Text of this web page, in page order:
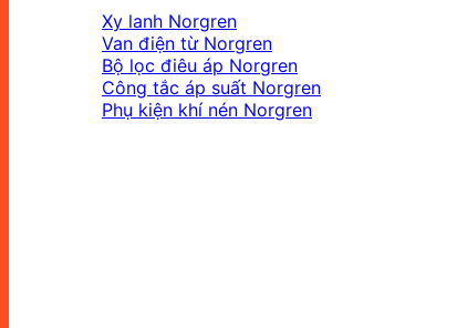
Xy lanh Norgren
Van điện từ Norgren
Bộ lọc điêu áp Norgren
Công tắc áp suất Norgren
Phụ kiện khí nén Norgren